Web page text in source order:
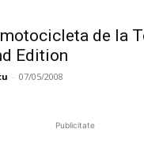
de la
Edition
- 07/05/2008
Publicitate